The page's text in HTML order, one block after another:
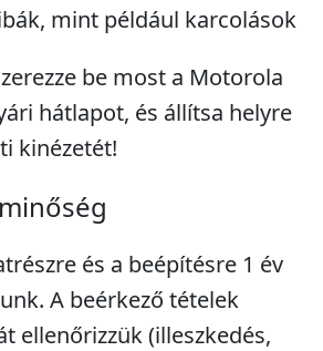
mint például karcolások
be most a Motorola
hátlapot, és állítsa helyre
kinézetét!
és a beépítésre 1 év
A beérkező tételek
ellenőrizzük (illeszkedés,